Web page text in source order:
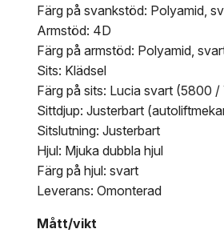
Färg på svankstöd: Polyamid,
Armstöd: 4D
Färg på armstöd: Polyamid,
Sits: Klädsel
Färg på sits: Lucia svart (5800
Sittdjup: Justerbart
Sitslutning: Justerbart
Hjul: Mjuka dubbla hjul
Färg på hjul: svart
Leverans: Omonterad
Mått/vikt